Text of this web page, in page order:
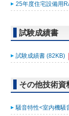
25年度住宅設備用
試験成績書
試験成績書 (82KB)
その他技術資
騒音特性<室内機騒